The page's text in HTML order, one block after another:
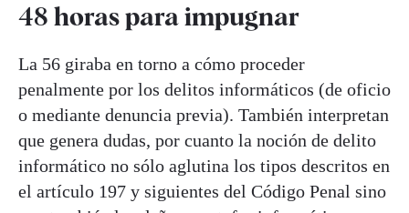
48 horas para impugnar
La 56 giraba en torno a cómo proceder
penalmente por los delitos informáticos (de oficio
o mediante denuncia previa). También interpretan
que genera dudas, por cuanto la noción de delito
informático no sólo aglutina los tipos descritos en
el artículo 197 y siguientes del Código Penal sino